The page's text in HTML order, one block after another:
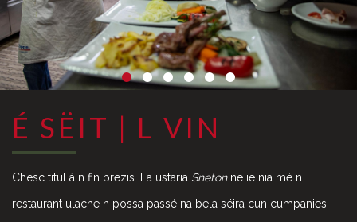
É SËIT | L VIN
Chësc titul à n fin prezis. La ustaria Snetonne ie nia mé n
restaurant ulache n possa passé na bela sëira cun cumpanies,